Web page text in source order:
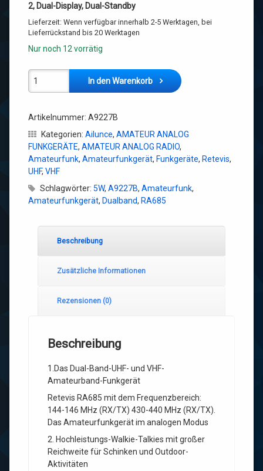
2, Dual-Display, Dual-Standby
Lieferzeit: Wenn verfügbar innerhalb 2-5 Werktagen, bei
Lieferrückstand bis 20 Werktagen
Nur noch 12 vorrätig
RA685 5W Dualband-Funkgeräte Amateurfunkgerät A9227B
In den Warenkorb
Artikelnummer: A9227B
Kategorien: Ailunce, AMATEUR ANALOG
FUNKGERÄTE, AMATEUR ANALOG RADIO,
Amateurfunk, Amateurfunkgerät, Funkgeräte, Retevis,
UHF, VHF
Schlagwörter: 5W, A9227B, Amateurfunk,
Amateurfunkgerät, Dualband, RA685
Beschreibung
Zusätzliche Informationen
Rezensionen (0)
Beschreibung
1.Das Dual-Band-UHF- und VHF-
Amateurband-Funkgerät
Retevis RA685 mit dem Frequenzbereich:
144-146 MHz (RX/TX) 430-440 MHz (RX/TX).
Das Amateurfunkgerät im analogen Modus
2. Hochleistungs-Walkie-Talkies mit großer
Reichweite für Schinken und Outdoor-
Aktivitäten